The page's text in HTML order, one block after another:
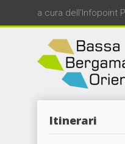
a cura dell'Infopoint
Itinerari